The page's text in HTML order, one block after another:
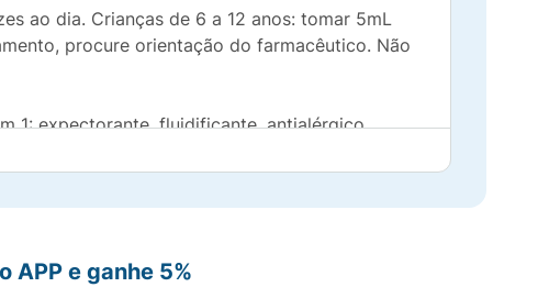
ao dia. Crianças de 6 a 12 anos: tomar 5mL
procure orientação do farmacêutico. Não
1: expectorante, fluidificante, antialérgico,
a família (a partir dos 2 anos) Sem açúcares
APP e ganhe 5%